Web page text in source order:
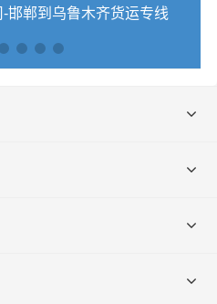
邯郸到乌鲁木齐货运专线